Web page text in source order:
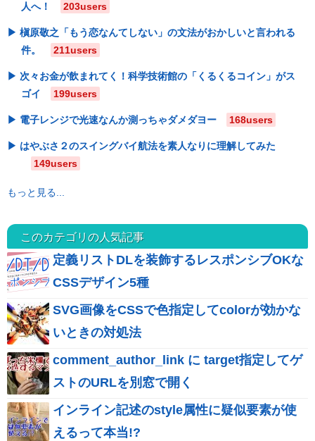
人へ！
203users
槇原敬之「もう恋なんてしない」の文法がおかしいと言われる
件。
211users
次々お金が飲まれてく！科学技術館の「くるくるコイン」がス
ゴイ
199users
電子レンジで光速なんか測っちゃダメダヨー 168users
はやぶさ２のスイングバイ航法を素人なりに理解してみた
149users
もっと見る...
このカテゴリの人気記事
定義リストDLを装飾するレスポンシブOKな
CSSデザイン5種
SVG画像をCSSで色指定してcolorが効かな
いときの対処法
comment_author_link に target指定してゲ
ストのURLを別窓で開く
インライン記述のstyle属性に疑似要素が使
えるって本当!?